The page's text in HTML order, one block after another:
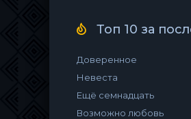
Топ 10 за
Доверенное
Невеста
Ещё семнадцать
Возможно любовь